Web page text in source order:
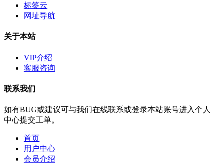
标签云
网址导航
关于本站
VIP介绍
客服咨询
联系我们
如有BUG或建议可与我们在线联系或登录本站账号进入个人
中心提交工单。
首页
用户中心
会员介绍